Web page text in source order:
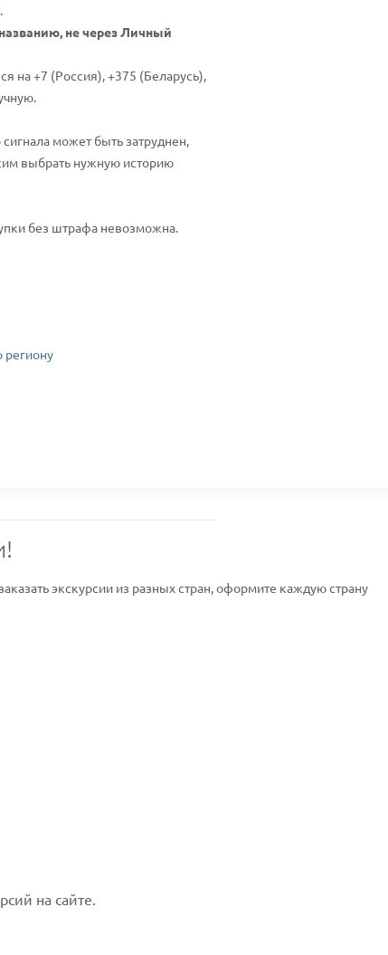
не через Личный
на +7 (Россия), +375 (Беларусь),
может быть затруднен,
выбрать нужную историю
без штрафа невозможна.
региону
экскурсии из разных стран, оформите каждую страну
на сайте.